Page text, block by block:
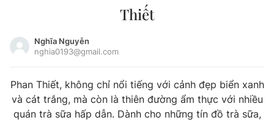
Chuyên mục khác
Chào ngày mới Tin 24h
Tin đã lưu
Đăng xuất
Thiết
Nghĩa Nguyễn
nghia0193@gmail.com
Phan Thiết, không chỉ nổi tiếng với cảnh đẹp biển xanh
và cát trắng, mà còn là thiên đường ẩm thực với nhiều
quán trà sữa hấp dẫn. Dành cho những tín đồ trà sữa,